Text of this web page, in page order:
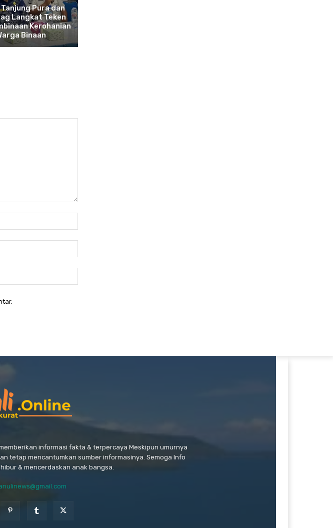
Pura dan
Langkat Teken
Kerohanian
Binaan
informasi fakta & terpercaya Meskipun umurnya
tetap mencantumkan sumber informasinya. Semoga Info
& mencerdaskan anak bangsa.